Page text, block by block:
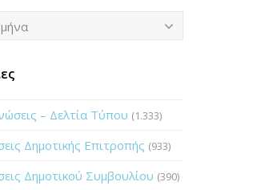
– Δελτία Τύπου (1.333)
Δημοτικής Επιτροπής (933)
Δημοτικού Συμβουλίου (390)